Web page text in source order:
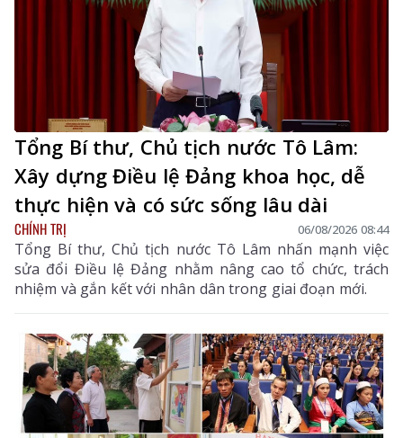
Tổng Bí thư, Chủ tịch nước Tô Lâm:
Xây dựng Điều lệ Đảng khoa học, dễ
thực hiện và có sức sống lâu dài
CHÍNH TRỊ 06/08/2026 08:44
Tổng Bí thư, Chủ tịch nước Tô Lâm nhấn mạnh việc
sửa đổi Điều lệ Đảng nhằm nâng cao tổ chức, trách
nhiệm và gắn kết với nhân dân trong giai đoạn mới.